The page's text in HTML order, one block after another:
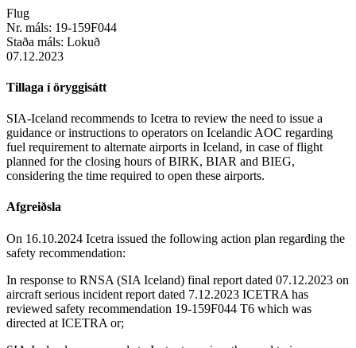
Flug
Nr. máls: 19-159F044
Staða máls: Lokuð
07.12.2023
Tillaga í öryggisátt
SIA-Iceland recommends to Icetra to review the need to issue a
guidance or instructions to operators on Icelandic AOC regarding
fuel requirement to alternate airports in Iceland, in case of flight
planned for the closing hours of BIRK, BIAR and BIEG,
considering the time required to open these airports.
Afgreiðsla
On 16.10.2024 Icetra issued the following action plan regarding the
safety recommendation:
In response to RNSA (SIA Iceland) final report dated 07.12.2023 on
aircraft serious incident report dated 7.12.2023 ICETRA has
reviewed safety recommendation 19-159F044 T6 which was
directed at ICETRA or;